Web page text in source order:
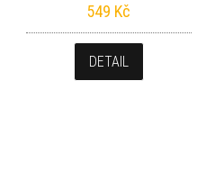
549 Kč
DETAIL